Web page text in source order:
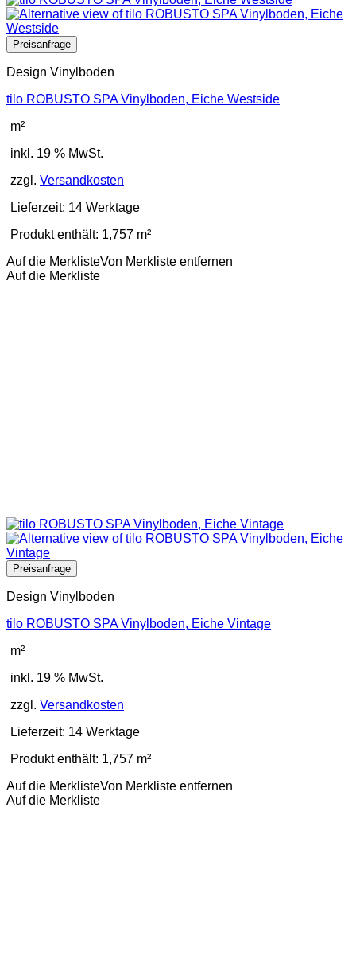
Design Vinylboden
tilo ROBUSTO SPA Vinylboden, Eiche Westside
m²
inkl. 19 % MwSt.
zzgl. Versandkosten
Lieferzeit: 14 Werktage
Produkt enthält: 1,757 m²
Auf die MerklisteVon Merkliste entfernen
Auf die Merkliste
Design Vinylboden
tilo ROBUSTO SPA Vinylboden, Eiche Vintage
m²
inkl. 19 % MwSt.
zzgl. Versandkosten
Lieferzeit: 14 Werktage
Produkt enthält: 1,757 m²
Auf die MerklisteVon Merkliste entfernen
Auf die Merkliste